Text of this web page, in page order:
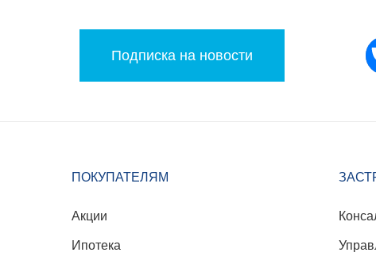
Подписка на новости
ПОКУПАТЕЛЯМ
Акции
Ипотека